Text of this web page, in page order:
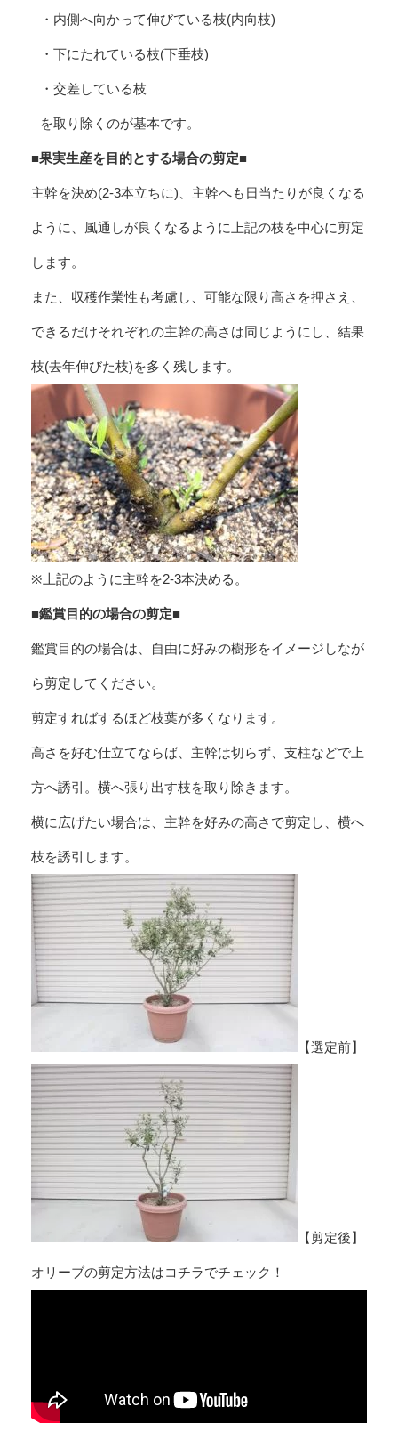
・内側へ向かって伸びている枝(内向枝)
・下にたれている枝(下垂枝)
・交差している枝
を取り除くのが基本です。
■果実生産を目的とする場合の剪定■
主幹を決め(2-3本立ちに)、主幹へも日当たりが良くなる
ように、風通しが良くなるように上記の枝を中心に剪定
します。
また、収穫作業性も考慮し、可能な限り高さを押さえ、
できるだけそれぞれの主幹の高さは同じようにし、結果
枝(去年伸びた枝)を多く残します。
※上記のように主幹を2-3本決める。
■鑑賞目的の場合の剪定■
鑑賞目的の場合は、自由に好みの樹形をイメージしなが
ら剪定してください。
剪定すればするほど枝葉が多くなります。
高さを好む仕立てならば、主幹は切らず、支柱などで上
方へ誘引。横へ張り出す枝を取り除きます。
横に広げたい場合は、主幹を好みの高さで剪定し、横へ
枝を誘引します。
【選定前】
【剪定後】
オリーブの剪定方法はコチラでチェック！